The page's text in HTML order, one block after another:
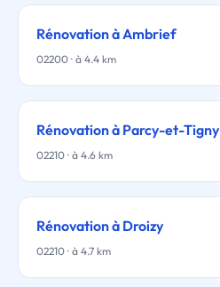
Rénovation à Ambrief
02200 · à 4.4 km
Rénovation à Parcy-et-Tigny
02210 · à 4.6 km
Rénovation à Droizy
02210 · à 4.7 km